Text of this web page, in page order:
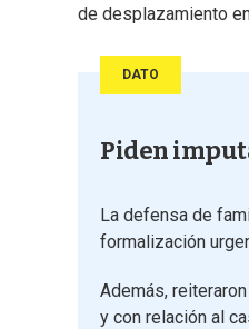
de desplazamiento
DATO
Piden
La defensa de
formalización
Además,
y con relación al